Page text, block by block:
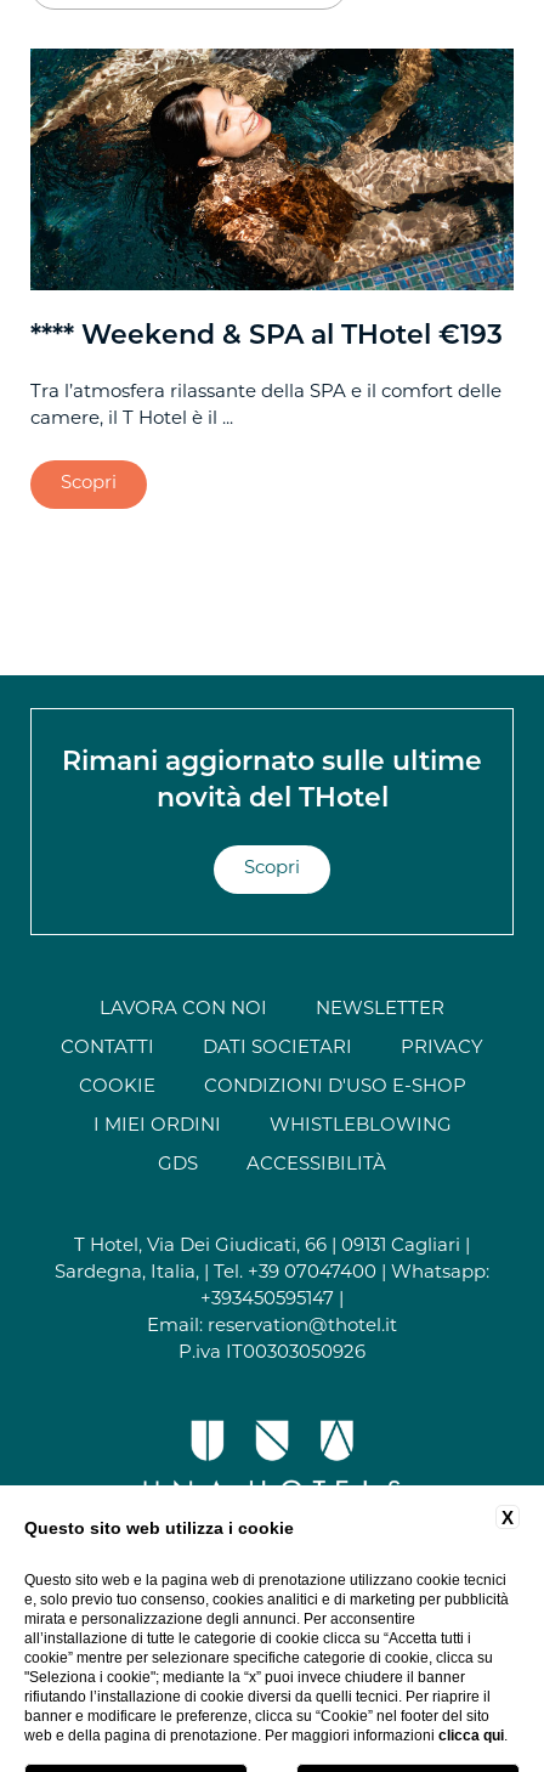
**** Weekend & SPA al THotel €193
Tra l’atmosfera rilassante della SPA e il comfort delle
camere, il T Hotel è il ...
Scopri
Rimani aggiornato sulle ultime
novità del THotel
Scopri
LAVORA CON NOI NEWSLETTER
CONTATTI DATI SOCIETARI PRIVACY
COOKIE CONDIZIONI D'USO E-SHOP
I MIEI ORDINI WHISTLEBLOWING
GDS ACCESSIBILITÀ
T Hotel, Via Dei Giudicati, 66 | 09131 Cagliari |
Sardegna, Italia, | Tel. +39 07047400 | Whatsapp:
+393450595147
Email: reservation@thotel.it
P.iva IT00303050926
X
Questo sito web utilizza i cookie
Questo sito web e la pagina web di prenotazione utilizzano cookie tecnici
e, solo previo tuo consenso, cookies analitici e di marketing per pubblicità
mirata e personalizzazione degli annunci. Per acconsentire
all’installazione di tutte le categorie di cookie clicca su “Accetta tutti i
cookie” mentre per selezionare specifiche categorie di cookie, clicca su
"Seleziona i cookie"; mediante la “x” puoi invece chiudere il banner
rifiutando l’installazione di cookie diversi da quelli tecnici. Per riaprire il
banner e modificare le preferenze, clicca su “Cookie” nel footer del sito
web e della pagina di prenotazione. Per maggiori informazioni clicca qui.